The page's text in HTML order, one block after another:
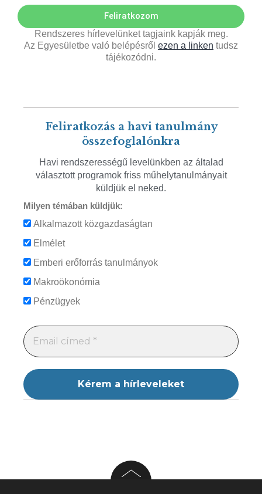
Feliratkozom
Rendszeres hírlevelünket tagjaink kapják meg.
Az Egyesületbe való belépésről ezen a linken tudsz
tájékozódni.
Feliratkozás a havi tanulmány
összefoglalónkra
Havi rendszerességű levelünkben az általad
választott programok friss műhelytanulmányait
küldjük el neked.
Milyen témában küldjük:
Alkalmazott közgazdaságtan
Elmélet
Emberi erőforrás tanulmányok
Makroökonómia
Pénzügyek